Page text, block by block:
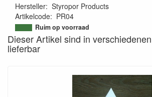
Hersteller: Styropor Products
Artikelcode: PR04
9508195978797
Ruim op voorraad
Dieser Artikel sind in
lieferbar